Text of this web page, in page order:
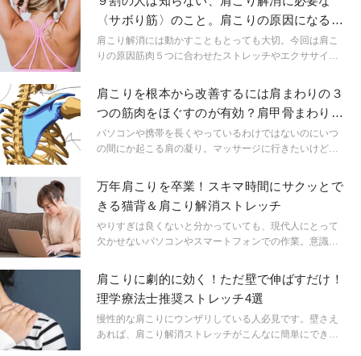
ラックスしながら行ってみてください。
〈サボり筋〉のこと。肩こりの原因になる筋
肉５つを整える方法
肩こり解消には動かすこともとっても大切。今回は肩こ
りの原因筋肉５つに合わせたストレッチやエクササイズ
肩こりを根本から改善するには肩まわりの３
つの筋肉をほぐすのが有効？肩甲骨まわりを
一気にほぐす方法
パソコンや携帯を長くやっているわけではないのにいつ
の間にか起こる肩の凝り。マッサージに行きたいけどお
サージに行かなくても自宅でできる肩こり解消に役立つ
肩甲骨ほぐしをご紹介します。
万年肩こりを卒業！スキマ時間にサクッとで
きる猫背＆肩こり解消ストレッチ
やりすぎは良くないと分かっていても、現代人にとって
欠かせないパソコンやスマートフォンでの作業。意識を
すぐ保てない…という方は多いのではないでしょうか。
そこで今回はスキマ時間にサクッとできる猫背＆肩こり
解消ストレッチをご紹介します。
肩こりに劇的に効く！ただ壁で伸ばすだけ！
理学療法士推奨ストレッチ4選
慢性的な肩こりにウンザリしている人必見です。壁さえ
あれば、肩こり解消ストレッチがこんなに簡単にできる